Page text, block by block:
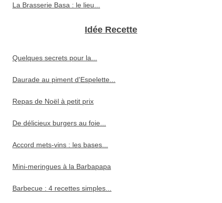
La Brasserie Basa : le lieu...
Idée Recette
Quelques secrets pour la...
Daurade au piment d'Espelette...
Repas de Noël à petit prix
De délicieux burgers au foie...
Accord mets-vins : les bases...
Mini-meringues à la Barbapapa
Barbecue : 4 recettes simples...